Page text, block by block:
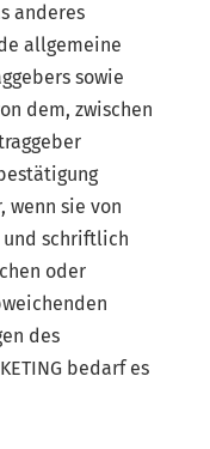
anderes
allgemeine
sowie
dem, zwischen
wenn sie von
und schriftlich
oder
des
bedarf es